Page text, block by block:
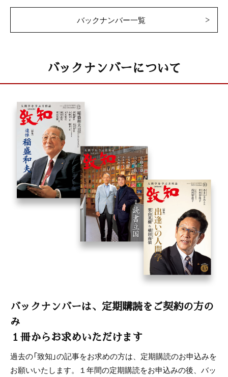
バックナンバー一覧
バックナンバーについて
バックナンバーは、定期購読をご契約の方の
み
１冊からお求めいただけます
過去の「致知」の記事をお求めの方は、定期購読のお申込みを
お願いいたします。１年間の定期購読をお申込みの後、バッ